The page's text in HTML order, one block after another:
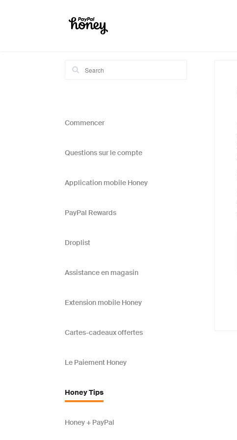
Commencer
Questions sur le compte
Application mobile Honey
PayPal Rewards
Droplist
Assistance en magasin
Extension mobile Honey
Cartes-cadeaux offertes
Le Paiement Honey
Honey Tips
Honey + PayPal